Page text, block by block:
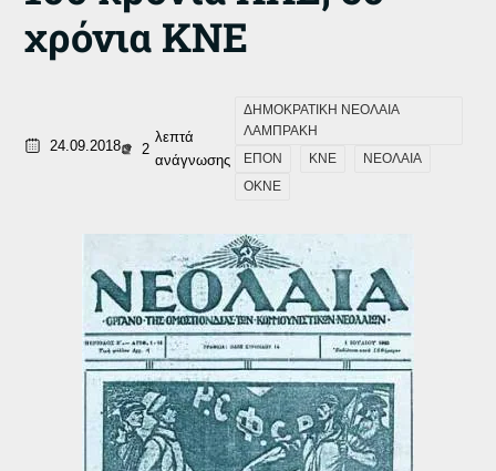
χρόνια ΚΝΕ
24.09.2018 2
λεπτά
ανάγνωσης
ΔΗΜΟΚΡΑΤΙΚΗ ΝΕΟΛΑΙΑ
ΛΑΜΠΡΑΚΗ
ΕΠΟΝ
ΚΝΕ
ΝΕΟΛΑΙΑ
ΟΚΝΕ